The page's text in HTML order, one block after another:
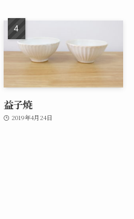
益子焼
2019年4月24日